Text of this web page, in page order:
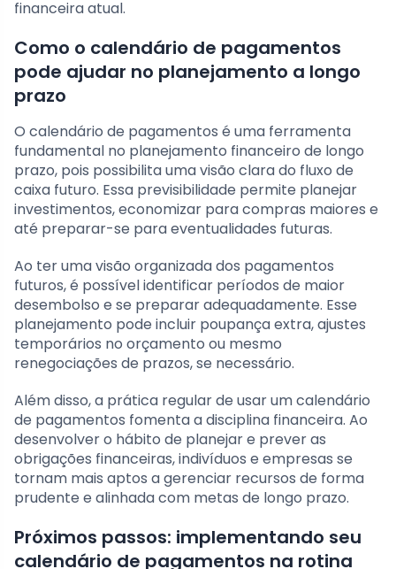
financeira atual.
Como o calendário de pagamentos
pode ajudar no planejamento a longo
prazo
O calendário de pagamentos é uma ferramenta
fundamental no planejamento financeiro de longo
prazo, pois possibilita uma visão clara do fluxo de
caixa futuro. Essa previsibilidade permite planejar
investimentos, economizar para compras maiores e
até preparar-se para eventualidades futuras.
Ao ter uma visão organizada dos pagamentos
futuros, é possível identificar períodos de maior
desembolso e se preparar adequadamente. Esse
planejamento pode incluir poupança extra, ajustes
temporários no orçamento ou mesmo
renegociações de prazos, se necessário.
Além disso, a prática regular de usar um calendário
de pagamentos fomenta a disciplina financeira. Ao
desenvolver o hábito de planejar e prever as
obrigações financeiras, indivíduos e empresas se
tornam mais aptos a gerenciar recursos de forma
prudente e alinhada com metas de longo prazo.
Próximos passos: implementando seu
calendário de pagamentos na rotina